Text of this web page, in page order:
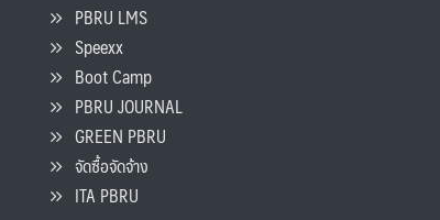
PBRU LMS
Speexx
Boot Camp
PBRU JOURNAL
GREEN PBRU
จัดซื้อจัดจ้าง
ITA PBRU